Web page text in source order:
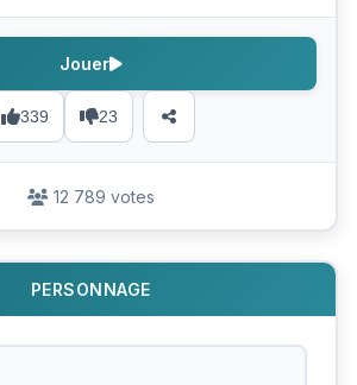
339 23
Jouer
12 789 votes
PERSONNAGE